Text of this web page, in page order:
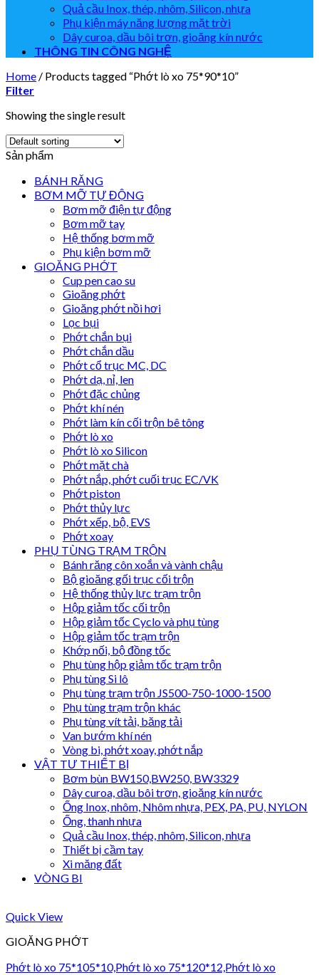
Quả cầu Inox, thép, nhôm, Silicon, nhựa
Phụ kiện máy năng lượng mặt trời
Dây curoa, dầu bôi trơn, gioăng kín nước
THÔNG TIN CÔNG NGHỆ
Home / Products tagged “Phớt lò xo 75*90*10”
Filter
Showing the single result
Sản phẩm
BÁNH RĂNG
BƠM MỠ TỰ ĐỘNG
Bơm mỡ điện tự động
Bơm mỡ tay
Hệ thống bơm mỡ
Phụ kiện bơm mỡ
GIOĂNG PHỚT
Cup pen cao su
Gioăng phớt
Gioăng phớt nồi hơi
Lọc bụi
Phớt chắn bụi
Phớt chắn dầu
Phớt cổ trục MC, DC
Phớt dạ, nỉ, len
Phớt đặc chủng
Phớt khí nén
Phớt làm kín cối trộn bê tông
Phớt lò xo
Phớt lò xo Silicon
Phớt mặt chà
Phớt nắp, phớt cuối trục EC/VK
Phớt piston
Phớt thủy lực
Phớt xếp, bộ, EVS
Phớt xoay
PHỤ TÙNG TRẠM TRỘN
Bánh răng côn xoắn và vành chậu
Bộ gioăng gối trục cối trộn
Hệ thống thủy lực trạm trộn
Hộp giảm tốc cối trộn
Hộp giảm tốc Cyclo và phụ tùng
Hộp giảm tốc trạm trộn
Khớp nối, bộ đồng tốc
Phụ tùng hộp giảm tốc trạm trộn
Phụ tùng Si lô
Phụ tùng trạm trộn JS500-750-1000-1500
Phụ tùng trạm trộn khác
Phụ tùng vít tải, băng tải
Van bướm khí nén
Vòng bi, phớt xoay, phớt nắp
VẬT TƯ THIẾT BỊ
Bơm bùn BW150,BW250, BW3329
Dây curoa, dầu bôi trơn, gioăng kín nước
Ống Inox, nhôm, Nhôm nhựa, PEX, PA, PU, NYLON
Ống, thanh nhựa
Quả cầu Inox, thép, nhôm, Silicon, nhựa
Thiết bị cầm tay
Xi măng đất
VÒNG BI
Quick View
GIOĂNG PHỚT
Phớt lò xo 75*105*10,Phớt lò xo 75*120*12,Phớt lò xo